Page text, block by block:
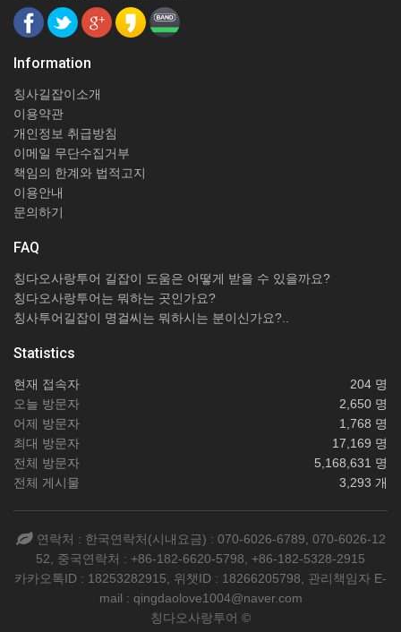
Information
칭사길잡이소개
이용약관
개인정보 취급방침
이메일 무단수집거부
책임의 한계와 법적고지
이용안내
문의하기
FAQ
칭다오사랑투어 길잡이 도움은 어떻게 받을 수 있을까요?
칭다오사랑투어는 뭐하는 곳인가요?
칭사투어길잡이 명걸씨는 뭐하시는 분이신가요?..
Statistics
현재 접속자
204 명
오늘 방문자
2,650 명
어제 방문자
1,768 명
최대 방문자
17,169 명
전체 방문자
5,168,631 명
전체 게시물
3,293 개
연락처 : 한국연락처(시내요금) : 070-6026-6789, 070-6026-12
52, 중국연락처 : +86-182-6620-5798, +86-182-5328-2915
카카오톡ID : 18253282915, 위챗ID : 18266205798, 관리책임자 E-
mail : qingdaolove1004@naver.com
칭다오사랑투어 ©